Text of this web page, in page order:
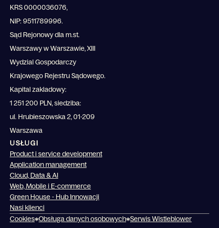
KRS 0000036076,
NIP: 9511789996.
Sąd Rejonowy dla m.st.
Warszawy w Warszawie, XIII
Wydzial Gospodarczy
Krajowego Rejestru Sądowego.
Kapital zakladowy:
1 251 200 PLN, siedziba:
ul. Hrubieszowska 2, 01-209
Warszawa
USŁUGI
Product i service development
Application management
Cloud, Data & AI
Web, Mobile i E-commerce
Green House - Hub Innowacji
Nasi klienci
Cookies Obsługa danych osobowych Serwis Wistleblower